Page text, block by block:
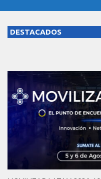
DESTACADOS